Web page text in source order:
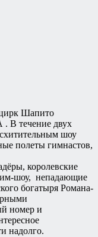
Шапито
течение двух
шоу
полеты гимнастов,
королевские
шоу, непадающие
богатыря Романа-
номер и
надолго.